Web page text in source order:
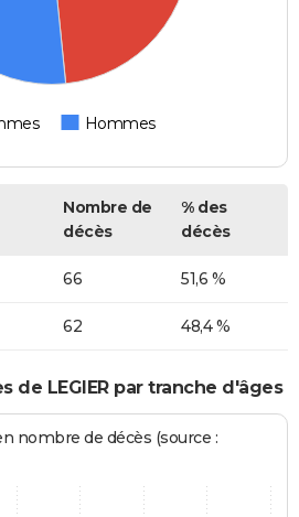
Hommes
Nombre de
décès
% des
décès
66 51,6 %
62 48,4 %
de LEGIER par tranche d'âges
nombre de décès (source :